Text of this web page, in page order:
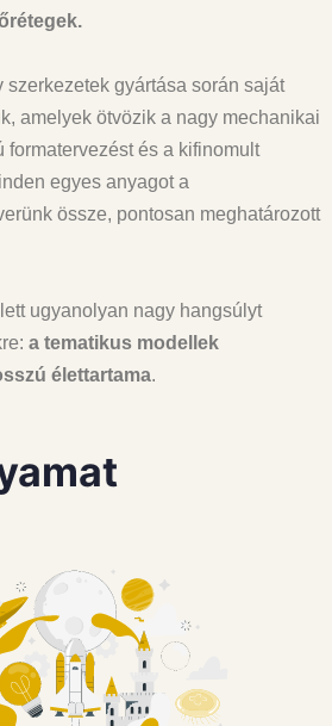
szerkezetek gyártása során saját
amelyek ötvözik a nagy mechanikai
és a kifinomult
egyes anyagot a
össze, pontosan meghatározott
ugyanolyan nagy hangsúlyt
a tematikus modellek
élettartama.